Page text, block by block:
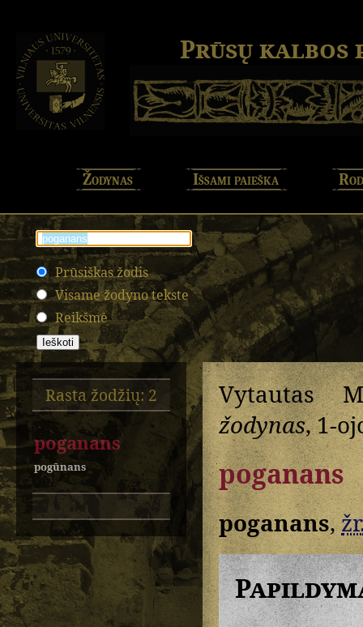
Prūsų kalbos
Žodynas Išsami paieška
Prūsiškas žodis
Visame žodyno tekste
Reikšmė
Rasta žodžių: 2
poganans
pogūnans
Vytautas
žodynas, 1-
poganans
poganans,